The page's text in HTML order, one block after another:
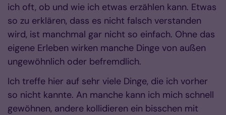
ich oft, ob und wie ich etwas erzählen kann. Etwas
so zu erklären, dass es nicht falsch verstanden
wird, ist manchmal gar nicht so einfach. Ohne das
eigene Erleben wirken manche Dinge von außen
ungewöhnlich oder befremdlich.
Ich treffe hier auf sehr viele Dinge, die ich vorher
so nicht kannte. An manche kann ich mich schnell
gewöhnen, andere kollidieren ein bisschen mit